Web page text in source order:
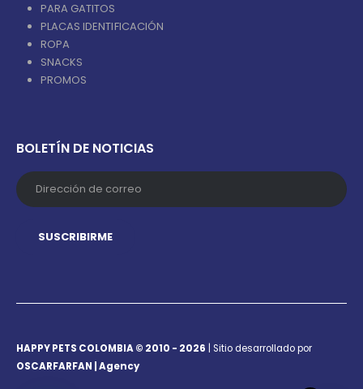
PARA GATITOS
PLACAS IDENTIFICACIÓN
ROPA
SNACKS
PROMOS
BOLETÍN DE NOTICIAS
HAPPY PETS COLOMBIA © 2010 - 2026 | Sitio desarrollado por
OSCARFARFAN | Agency